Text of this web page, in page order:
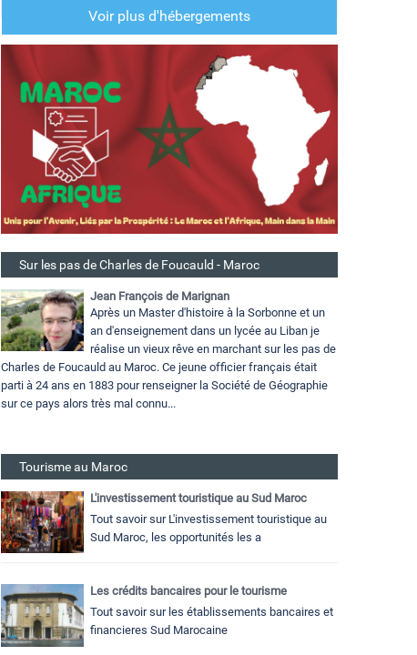
Voir plus d'hébergements
Sur les pas de Charles de Foucauld - Maroc
Jean François de Marignan
Après un Master d'histoire à la Sorbonne et un
an d'enseignement dans un lycée au Liban je
réalise un vieux rêve en marchant sur les pas de
Charles de Foucauld au Maroc. Ce jeune officier français était
parti à 24 ans en 1883 pour renseigner la Société de Géographie
sur ce pays alors très mal connu...
Tourisme au Maroc
L'investissement touristique au Sud Maroc
Tout savoir sur L'investissement touristique au
Sud Maroc, les opportunités les a
Les crédits bancaires pour le tourisme
Tout savoir sur les établissements bancaires et
financieres Sud Marocaine